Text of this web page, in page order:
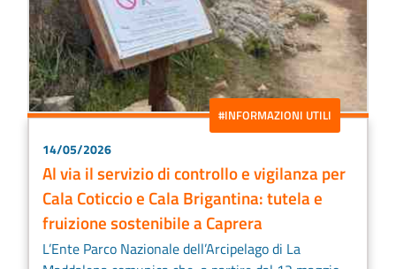
#INFORMAZIONI UTILI
14/05/2026
Al via il servizio di controllo e vigilanza per
Cala Coticcio e Cala Brigantina: tutela e
fruizione sostenibile a Caprera
L’Ente Parco Nazionale dell’Arcipelago di La